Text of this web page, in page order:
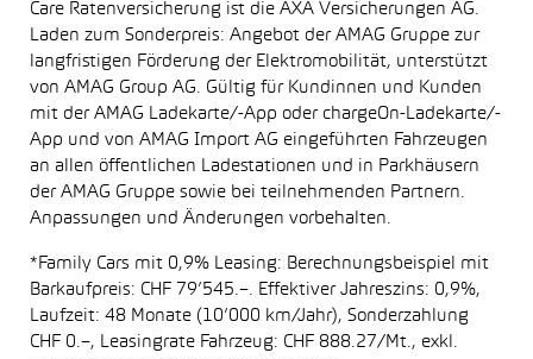
Care Ratenversicherung ist die AXA Versicherungen AG.
Laden zum Sonderpreis: Angebot der AMAG Gruppe zur
langfristigen Förderung der Elektromobilität, unterstützt
von AMAG Group AG. Gültig für Kundinnen und Kunden
mit der AMAG Ladekarte/-App oder chargeOn-Ladekarte/-
App und von AMAG Import AG eingeführten Fahrzeugen
an allen öffentlichen Ladestationen und in Parkhäusern
der AMAG Gruppe sowie bei teilnehmenden Partnern.
Anpassungen und Änderungen vorbehalten.
*Family Cars mit 0,9% Leasing: Berechnungsbeispiel mit
Barkaufpreis: CHF 79’545.–. Effektiver Jahreszins: 0,9%,
Laufzeit: 48 Monate (10’000 km/Jahr), Sonderzahlung
CHF 0.–, Leasingrate Fahrzeug: CHF 888.27/Mt., exkl.